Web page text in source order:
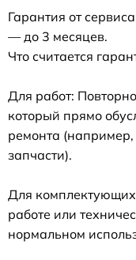
Гарантия от
— до 3 месяцев.
Что считается
Для работ:
который прямо
ремонта
запчасти).
Для
работе или
нормальном